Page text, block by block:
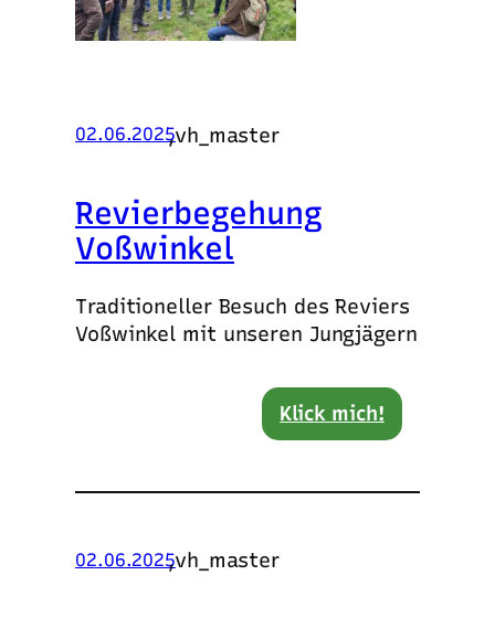
02.06.2025
,vh_master
Revierbegehung
Voßwinkel
Traditioneller Besuch des Reviers
Voßwinkel mit unseren Jungjägern
Klick mich!
02.06.2025
,vh_master